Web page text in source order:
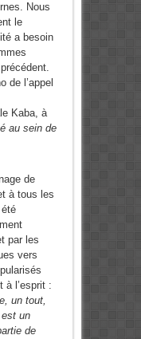
Nous
le
a besoin
de l’appel
Kaba, à
au sein de
de
à tous les
par les
vers
à l’esprit :
un tout,
un
de